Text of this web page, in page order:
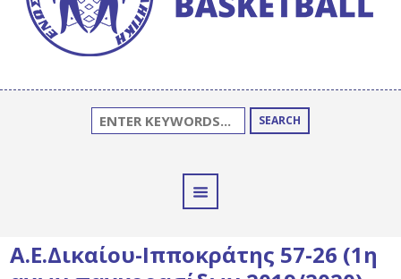
SEARCH
Α.Ε.Δικαίου-Ιπποκράτης 57-26 (1η